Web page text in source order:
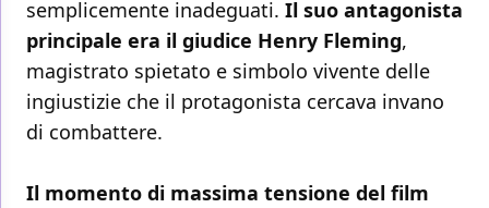
semplicemente inadeguati. Il suo antagonista
principale era il giudice Henry Fleming,
magistrato spietato e simbolo vivente delle
ingiustizie che il protagonista cercava invano
di combattere.
Il momento di massima tensione del film